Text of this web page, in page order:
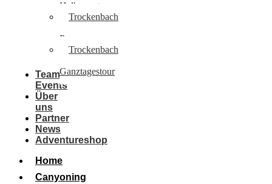
Halbtagestour
Trockenbach
Pro
Trockenbach
Ganztagestour
Team
Events
Über
uns
Partner
News
Adventureshop
Home
Canyoning